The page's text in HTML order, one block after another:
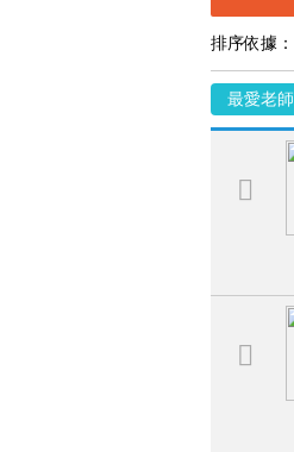
排序依據：
最愛老師